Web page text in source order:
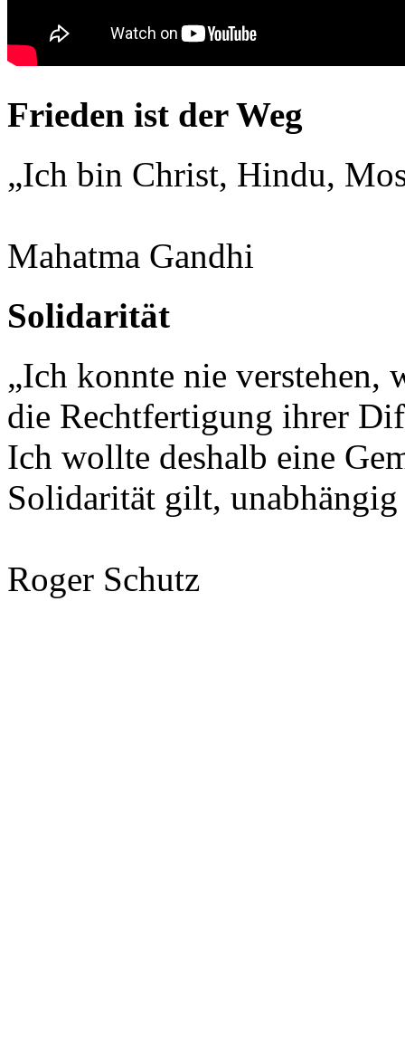
Frieden ist der Weg
„Ich bin Christ, Hindu,
Mahatma Gandhi
Solidarität
„Ich konnte nie verstehen,
die Rechtfertigung ihrer
Ich wollte deshalb eine
Solidarität gilt,
Roger Schutz